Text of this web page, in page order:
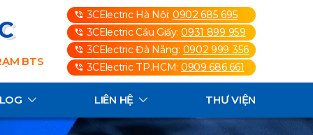
BTS
3CElectric Hà Nội: 0902 685 695
3CElectric Cầu Giấy:0931 899 959
3CElectric Đà Nẵng: 0902 999 356
3CElectric TP.HCM: 0909 686 661
LIÊN HỆ THƯ VIỆN